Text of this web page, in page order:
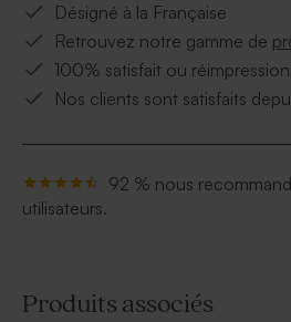
Désigné à la Française
Retrouvez notre gamme de
100% satisfait ou
Nos clients sont satisfaits
92 % nous
utilisateurs.
Produits associés